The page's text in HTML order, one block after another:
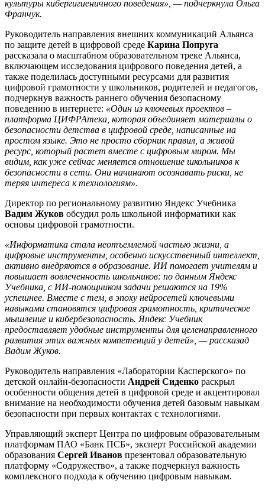
культуры кибергигиеничного поведения», — подчеркнула Ольга
Франчук.
Руководитель направления внешних коммуникаций Альянса
по защите детей в цифровой среде Карина Попруга
рассказала о масштабном образовательном треке Альянса,
включающем исследования цифрового поведения детей, а
также поделилась доступными ресурсами для развития
цифровой грамотности у школьников, родителей и педагогов,
подчеркнув важность раннего обучения безопасному
поведению в интернете: «Один из ключевых проектов –
платформа ЦИФРАтека, которая объединяет материалы о
безопасности детства в цифровой среде, написанные на
простом языке. Это не просто сборник правил, а живой
ресурс, который растет вместе с цифровым миром. Мы
видим, как уже сейчас меняется отношение школьников к
безопасности в сети. Они начинают осознавать риски, не
теряя интереса к технологиям».
Директор по региональному развитию Яндекс Учебника
Вадим Жуков обсудил роль школьной информатики как
основы цифровой грамотности.
«Информатика стала неотъемлемой частью жизни, а
цифровые инструменты, особенно искусственный интеллект,
активно внедряются в образование. ИИ помогает учителям и
повышает вовлеченность школьников: по данным Яндекс
Учебника, с ИИ-помощником задачи решаются на 19%
успешнее. Вместе с тем, в эпоху нейросетей ключевыми
навыками становятся цифровая грамотность, критическое
мышление и кибербезопасность. Яндекс Учебник
предоставляет удобные инструменты для целенаправленного
развития этих важных компетенций у детей», — рассказад
Вадим Жуков.
Руководитель направления «Лаборатории Касперского» по
детской онлайн-безопасности Андрей Сиденко раскрыл
особенности общения детей в цифровой среде и акцентировал
внимание на необходимости обучения детей базовым навыкам
безопасности при первых контактах с технологиями.
Управляющий эксперт Центра по цифровым образовательным
платформам ПАО «Банк ПСБ», эксперт Российской академии
образования Сергей Иванов презентовал образовательную
платформу «Содружество», а также подчеркнул важность
комплексного подхода к обучению цифровым навыкам.